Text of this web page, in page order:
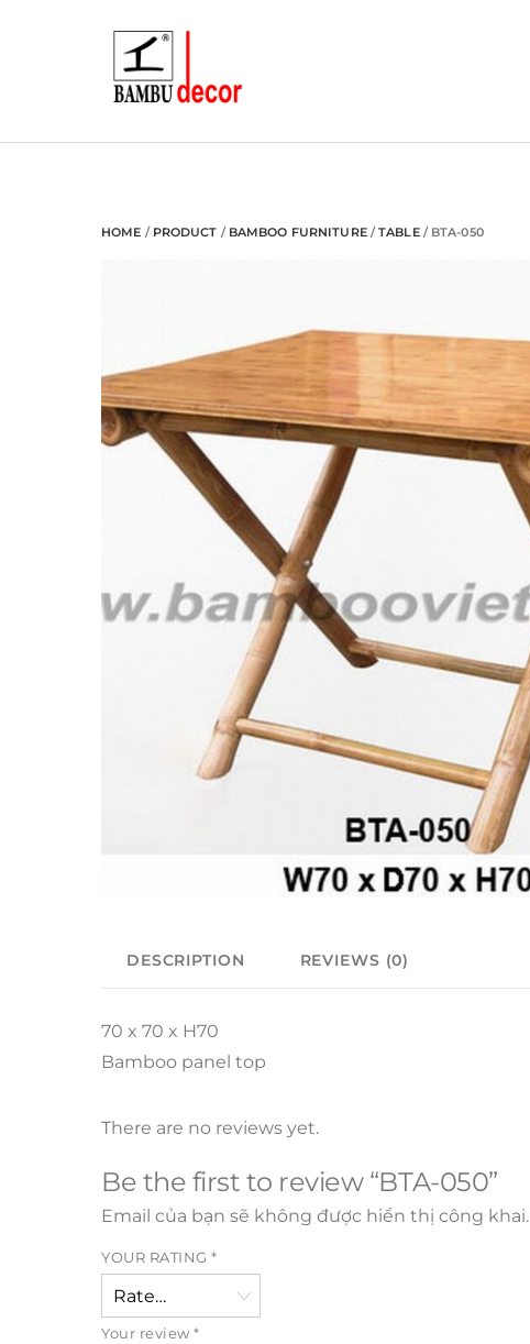
HOME / PRODUCT / BAMBOO FURNITURE/TABLE/ BTA-050
DESCRIPTION REVIEWS (0)
70 x 70 x H70
Bamboo panel top
There are no reviews yet.
Be the first to review “BTA-050”
Email của bạn sẽ không được hiển thị công khai.
YOUR RATING*
Your review*